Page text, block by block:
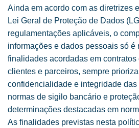
Ainda em acordo com as diretrizes
Lei Geral de Proteção de Dados
regulamentações aplicáveis, o
informações e dados pessoais só é
finalidades acordadas em contratos
clientes e parceiros, sempre
confidencialidade e integridade
normas de sigilo bancário e
determinações destacadas em
As finalidades previstas nesta